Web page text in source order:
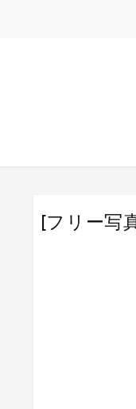
[フリー写